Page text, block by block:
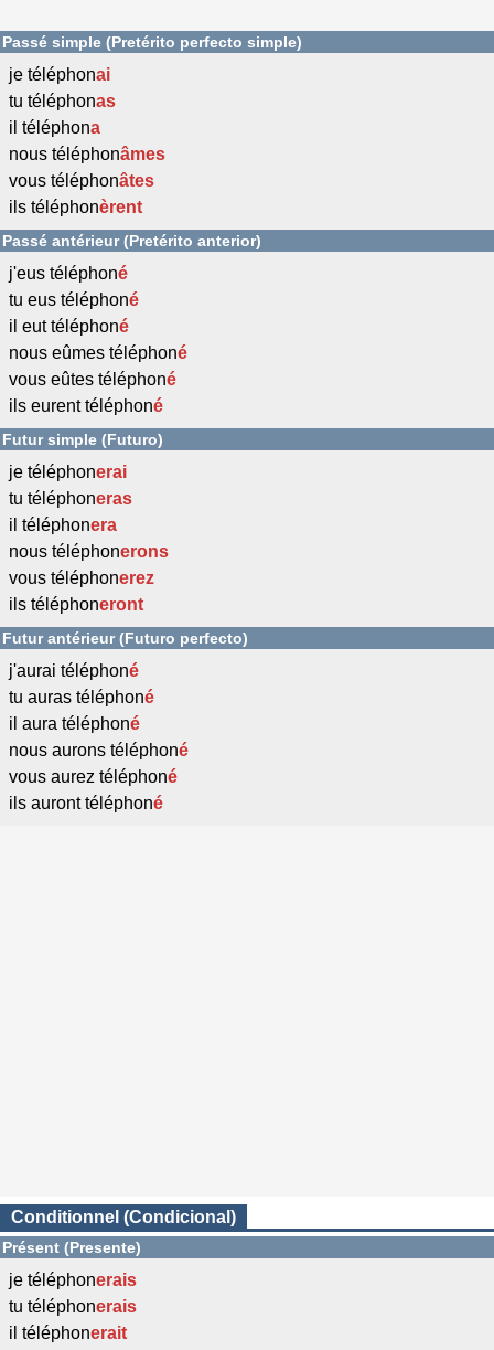
Passé simple (Pretérito perfecto simple)
je téléphonai
tu téléphonas
il téléphona
nous téléphonâmes
vous téléphonâtes
ils téléphonèrent
Passé antérieur (Pretérito anterior)
j'eus téléphoné
tu eus téléphoné
il eut téléphoné
nous eûmes téléphoné
vous eûtes téléphoné
ils eurent téléphoné
Futur simple (Futuro)
je téléphonerai
tu téléphoneras
il téléphonera
nous téléphonerons
vous téléphonerez
ils téléphoneront
Futur antérieur (Futuro perfecto)
j'aurai téléphoné
tu auras téléphoné
il aura téléphoné
nous aurons téléphoné
vous aurez téléphoné
ils auront téléphoné
Conditionnel (Condicional)
Présent (Presente)
je téléphonerais
tu téléphonerais
il téléphonerait